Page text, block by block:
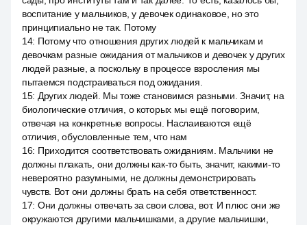
воспитание у мальчиков, у девочек одинаковое, но это
принципиально не так. Потому
14: Потому что отношения других людей к мальчикам и
девочкам разные ожидания от мальчиков и девочек у других
людей разные, а поскольку в процессе взросления мы
пытаемся подстраиваться под ожидания.
15: Других людей. Мы тоже становимся разными. Значит, на
биологические отличия, о которых мы ещё поговорим,
отвечая на конкретные вопросы. Наслаиваются ещё
отличия, обусловленные тем, что нам
16: Приходится соответствовать ожиданиям. Мальчики не
должны плакать, они должны как-то быть, значит, какими-то
невероятно разумными, не должны демонстрировать
чувств. Вот они должны брать на себя ответственност.
17: Они должны отвечать за свои слова, вот. И плюс они же
окружаются другими мальчишками, а другие мальчишки,